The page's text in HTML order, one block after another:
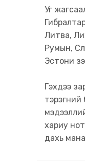
Уг
Литва,
Румын,
Эстони
Гэхдээ
тэрэгний
хариу
дахь